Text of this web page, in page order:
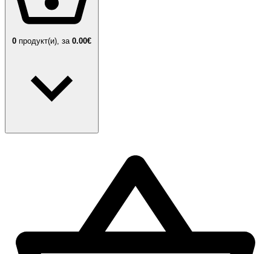
0 продукт(и), за 0.00€